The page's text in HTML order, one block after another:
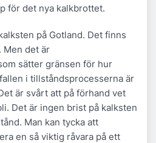
för det nya kalkbrottet.
på Gotland. Det finns
Men det är
sätter gränsen för hur
i tillståndsprocesserna är
är svårt att på förhand vet
Det är ingen brist på kalksten
Man kan tycka att
en så viktig råvara på ett